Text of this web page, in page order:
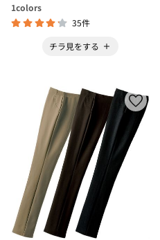
1colors
35件
チラ見をする